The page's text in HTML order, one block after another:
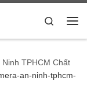
Search
TPHCM Chất
an-ninh-tphcm-